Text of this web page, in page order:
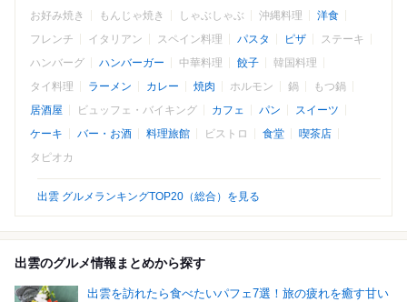
お好み焼き
もんじゃ焼き しゃぶしゃぶ 沖縄料理
洋食
フレンチ
イタリアン スペイン料理 パスタ ピザ
ステーキ
ハンバーグ
ハンバーガー 中華料理 餃子
韓国料理
タイ料理
ラーメン カレー 焼肉 ホルモン 鍋
もつ鍋
居酒屋
ビュッフェ・バイキング カフェ パン
スイーツ
ケーキ
バー・お酒 料理旅館 ビストロ 食堂
喫茶店
タピオカ
出雲 グルメランキングTOP20（総合）を見る
出雲のグルメ情報まとめから探す
出雲を訪れたら食べたいパフェ7選！旅の疲れを癒す甘い